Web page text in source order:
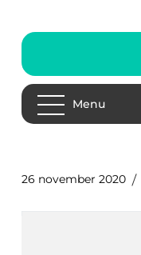
Menu
26 november 2020